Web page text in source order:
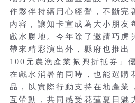
作夥伴持續用心經營，不斷完
內容，讓知卡宣成為大小朋友
戲水勝地。今年除了邀請巧虎
帶來精彩演出外，縣府也推出
100元農漁產業振興折抵券」
在戲水消暑的同時，也能選購
品，以實際行動支持在地產業
互帶動，共同感受花蓮夏日魅